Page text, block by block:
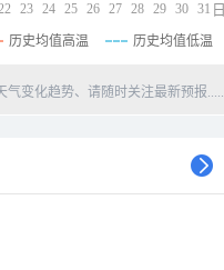
23 24 25 26 27 28 29 30 31 日
历史均值高温 历史均值低温
气变化趋势、请随时关注最新预报.....